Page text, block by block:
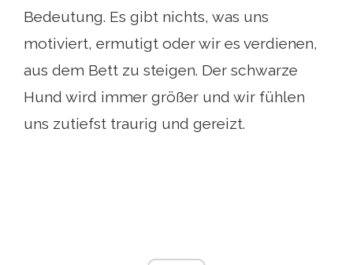
Bedeutung. Es gibt nichts, was uns
motiviert, ermutigt oder wir es verdienen,
aus dem Bett zu steigen. Der schwarze
Hund wird immer größer und wir fühlen
uns zutiefst traurig und gereizt.